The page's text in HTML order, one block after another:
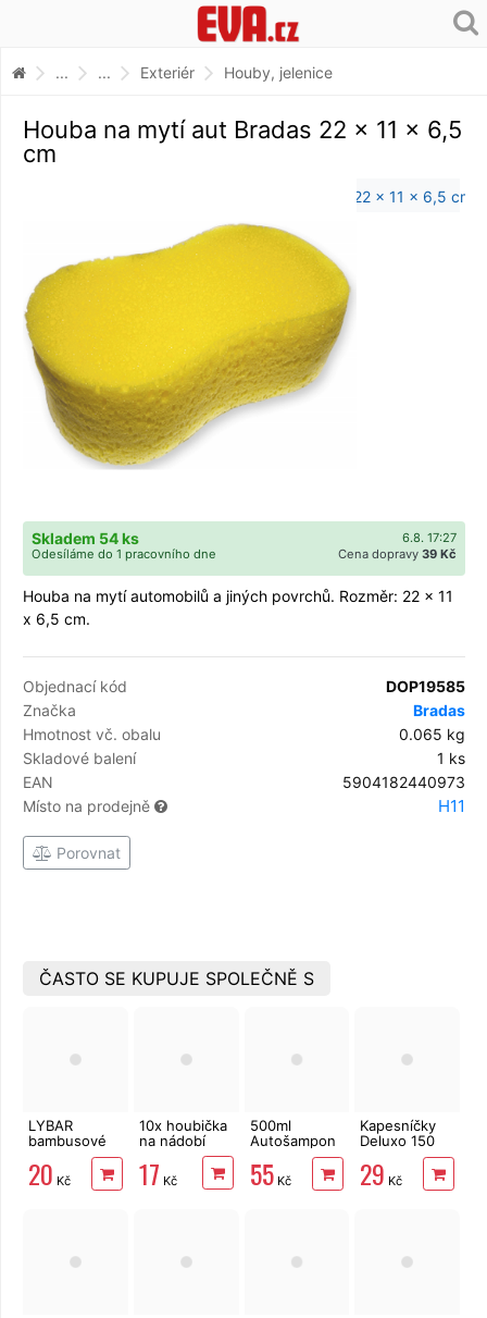
... ... Exteriér Houby, jelenice
Houba na mytí aut Bradas 22 x 11 x 6,5
cm
6.8. 17:27
Skladem 54 ks
Cena dopravy 39 Kč
Odesíláme do 1 pracovního dne
Houba na mytí automobilů a jiných povrchů. Rozměr: 22 x 11
x 6,5 cm.
Objednací kód
DOP19585
Značka
Bradas
Hmotnost vč. obalu
0.065 kg
Skladové balení
1 ks
EAN
5904182440973
Místo na prodejně
H11
Porovnat
ČASTO SE KUPUJE SPOLEČNĚ S
LYBAR
bambusové
tyčinky 200
ks
20 Kč
10x houbička
na nádobí
17 Kč
500ml
Autošampon
pH neutrál
COYOTE
55Kč
Kapesníčky
Deluxo 150
ks 3vrstvé v
krabičce,
zvířátka
29 Kč